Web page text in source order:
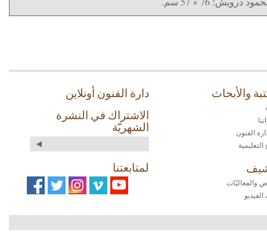
والأبحاث
الفنون
التعليمية
والفعاليّات
دارة الفنون أونلاين
الاشتراك في النشرة
الشهريّة
لمتابعتنا